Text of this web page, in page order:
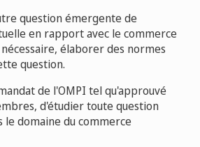
question émergente de
en rapport avec le commerce
élaborer des normes
question.
de l'OMPI tel qu'approuvé
d'étudier toute question
le domaine du commerce